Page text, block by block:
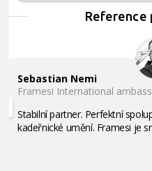
Sebastian Nemi
Framesi International
Stabilní partner. Perfektní
kadeřnické umění. Framesi je